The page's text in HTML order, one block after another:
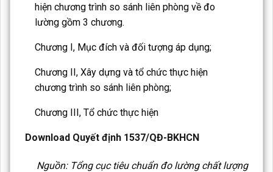
hiện chương trình so sánh liên phòng về đo
lường gồm 3 chương.
Chương I, Mục đích và đối tượng áp dụng;
Chương II, Xây dựng và tổ chức thực hiện
chương trình so sánh liên phòng;
Chương III, Tổ chức thực hiện
Download Quyết định 1537/QĐ-BKHCN
Nguồn: Tổng cục tiêu chuẩn đo lường chất lượng